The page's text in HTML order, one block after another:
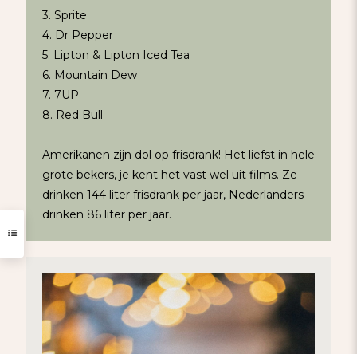
3. Sprite
4. Dr Pepper
5. Lipton & Lipton Iced Tea
6. Mountain Dew
7. 7UP
8. Red Bull
Amerikanen zijn dol op frisdrank! Het liefst in hele
grote bekers, je kent het vast wel uit films. Ze
drinken 144 liter frisdrank per jaar, Nederlanders
drinken 86 liter per jaar.